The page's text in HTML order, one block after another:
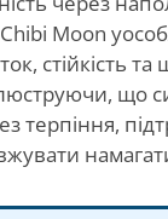
Moon
стійкість та
що
терпіння,